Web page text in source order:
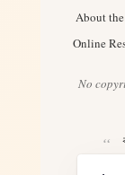
About
Online
No